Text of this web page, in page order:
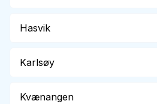
Hasvik
Karlsøy
Kvænangen